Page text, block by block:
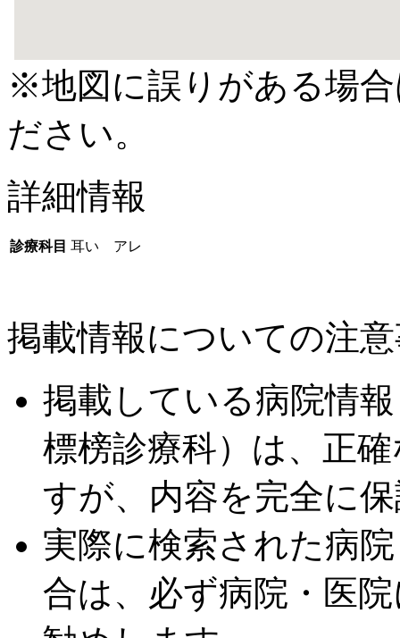
※地図に誤りがある場
ださい。
詳細情報
診療科目 耳い アレ
掲載情報についての注
掲載している病院情
標榜診療科）は、正
すが、内容を完全に
実際に検索された病
合は、必ず病院・医